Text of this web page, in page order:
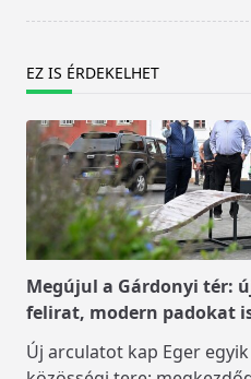
EZ IS ÉRDEKELHET
Megújul a Gárdonyi tér:
felirat, modern padokat
Új arculatot kap Eger